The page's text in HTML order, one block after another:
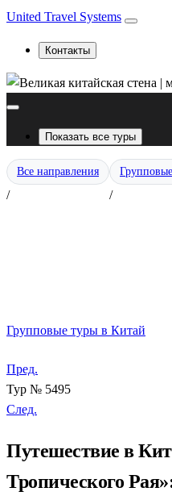
United Travel Systems
Контакты
Показать все туры
Все направления
/ /
Групповые туры в Китай
Пред.
Тур № 5495
След.
Путешествие в
Тропического